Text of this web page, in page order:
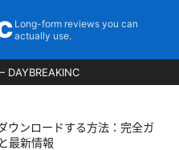
Long-form reviews you can
actually use.
DAYBREAKINC
ンロードする方法：完全ガ
最新情報